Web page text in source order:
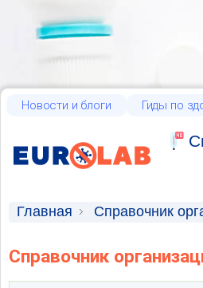
Новости и блоги Гиды по
Главная Справочник
Справочник